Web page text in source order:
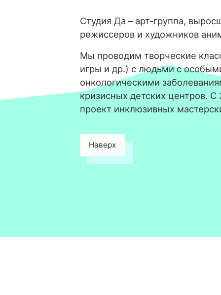
Студия Да – арт-группа,
режиссеров и художников
Мы проводим творческие
игры и др.) с людьми с
онкологическими
кризисных детских центров.
проект инклюзивных
Наверх